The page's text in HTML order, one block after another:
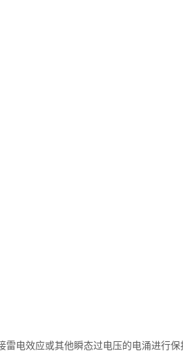
电效应或其他瞬态过电压的电涌进行